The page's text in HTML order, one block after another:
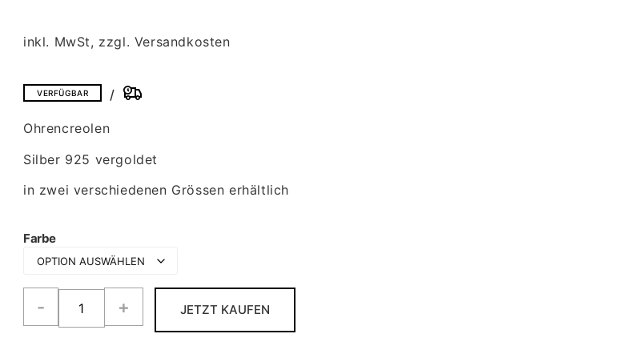
inkl. MwSt, zzgl. Versandkosten
VERFÜGBAR
Ohrencreolen
Silber 925 vergoldet
in zwei verschiedenen Grössen erhältlich
Farbe
JETZT KAUFEN